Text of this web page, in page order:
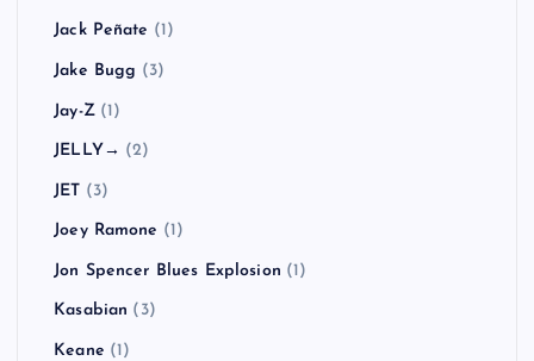
Jack Peñate (1)
Jake Bugg (3)
Jay-Z(1)
JELLY→ (2)
JET (3)
Joey Ramone (1)
Jon Spencer Blues Explosion (1)
Kasabian (3)
Keane (1)